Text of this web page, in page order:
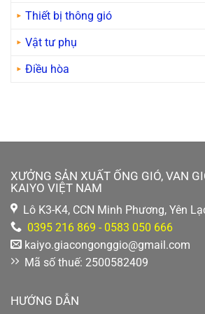
Thiết bị thông gió
Vật tư phụ
Điều hòa
XƯỞNG SẢN XUẤT ỐNG GIÓ, VAN
KAIYO VIỆT NAM
Lô K3-K4, CCN Minh Phương, Yên
0395 216 869 - 0583 050 666
kaiyo.giacongonggio@gmail.com
Mã số thuế: 2500582409
HƯỚNG DẪN